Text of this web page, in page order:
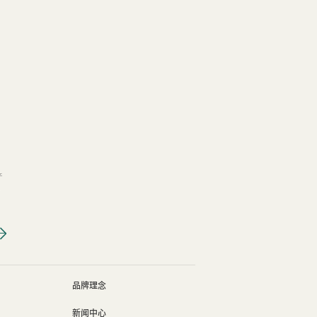
品牌理念
新闻中心